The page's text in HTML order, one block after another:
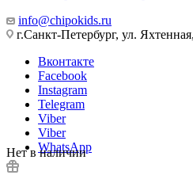
info@chipokids.ru
г.Санкт-Петербург, ул.
Вконтакте
Facebook
Instagram
Telegram
Viber
Viber
WhatsApp
Нет в наличии